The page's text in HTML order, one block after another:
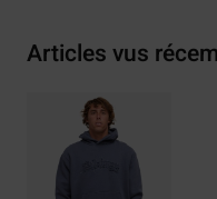
Articles vus